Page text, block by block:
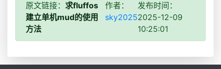
原文链接： 求fluffos
建立单机mud的使用
方法
作者：
sky2025
发布时间：
2025-12-09
10:25:01